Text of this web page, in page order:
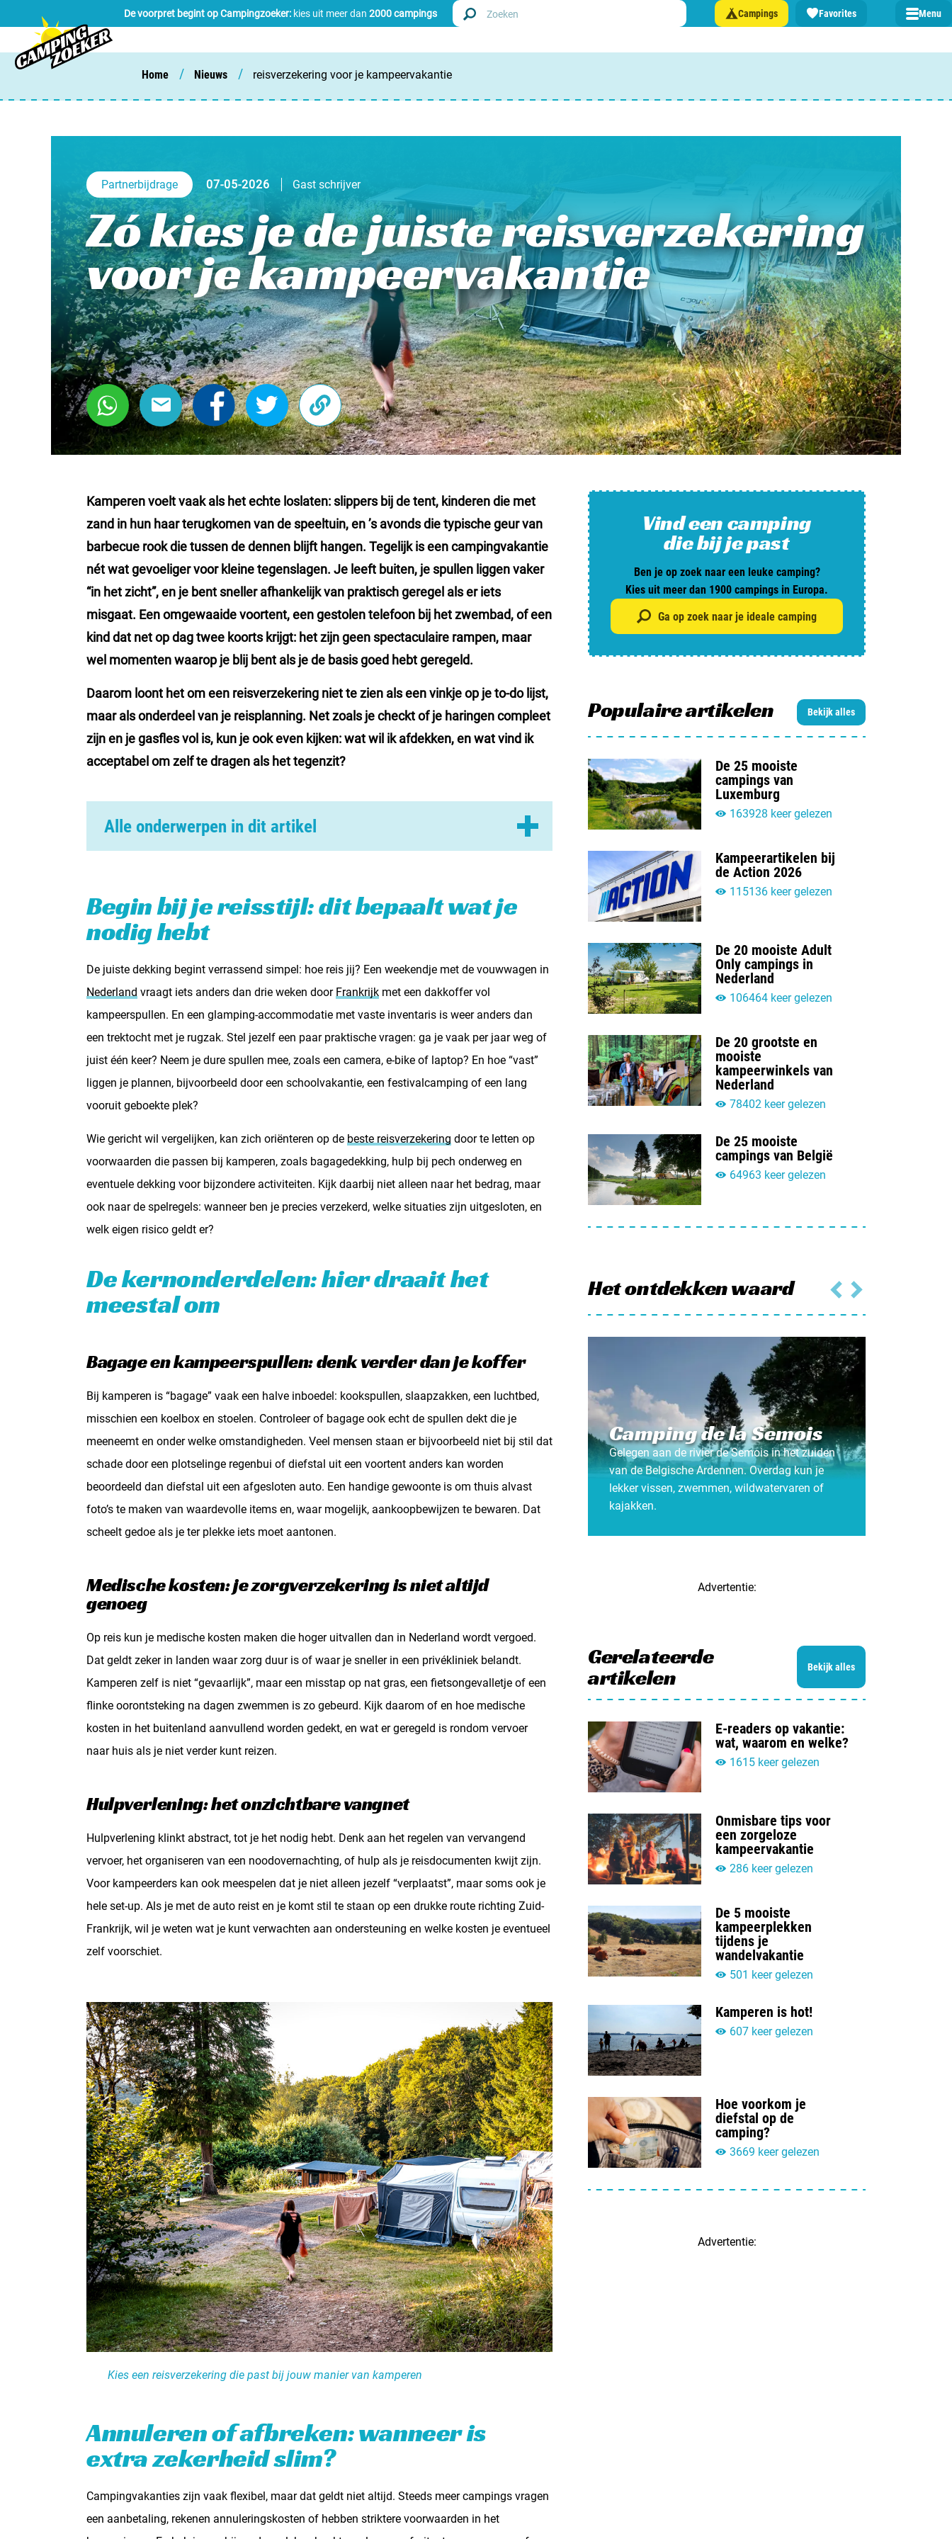
De voorpret begint op Campingzoeker: kies uit meer dan 2000 campings Campings Favorites Menu
Luxemburg
Frankrijk
Zwitserland
informatie over …
Nederland
België
Luxemburg
Frankrijk
Nieuws / blog
Over Campingzoeker
Veel gestelde vragen
Home / Nieuws / reisverzekering voor je kampeervakantie
Partnerbijdrage 07-05-2026 Gast schrijver
Zó kies je de juiste reisverzekering
voor je kampeervakantie
Kamperen voelt vaak als het echte loslaten: slippers bij de tent, kinderen die met
zand in hun haar terugkomen van de speeltuin, en ’s avonds die typische geur van
barbecue rook die tussen de dennen blijft hangen. Tegelijk is een campingvakantie
nét wat gevoeliger voor kleine tegenslagen. Je leeft buiten, je spullen liggen vaker
“in het zicht”, en je bent sneller afhankelijk van praktisch geregel als er iets
misgaat. Een omgewaaide voortent, een gestolen telefoon bij het zwembad, of een
kind dat net op dag twee koorts krijgt: het zijn geen spectaculaire rampen, maar
wel momenten waarop je blij bent als je de basis goed hebt geregeld.
Daarom loont het om een reisverzekering niet te zien als een vinkje op je to-do lijst,
maar als onderdeel van je reisplanning. Net zoals je checkt of je haringen compleet
zijn en je gasfles vol is, kun je ook even kijken: wat wil ik afdekken, en wat vind ik
acceptabel om zelf te dragen als het tegenzit?
Alle onderwerpen in dit artikel
Annuleren of afbreken: wanneer is extra zekerheid slim?
Praktische checklist: zo vergelijk je zonder keuzestress
Begin bij je reisstijl: dit bepaalt wat je
nodig hebt
De juiste dekking begint verrassend simpel: hoe reis jij? Een weekendje met de vouwwagen in
Nederland vraagt iets anders dan drie weken door Frankrijk met een dakkoffer vol
kampeerspullen. En een glamping-accommodatie met vaste inventaris is weer anders dan
een trektocht met je rugzak. Stel jezelf een paar praktische vragen: ga je vaak per jaar weg of
juist één keer? Neem je dure spullen mee, zoals een camera, e-bike of laptop? En hoe “vast”
liggen je plannen, bijvoorbeeld door een schoolvakantie, een festivalcamping of een lang
vooruit geboekte plek?
Wie gericht wil vergelijken, kan zich oriënteren op de beste reisverzekering door te letten op
voorwaarden die passen bij kamperen, zoals bagagedekking, hulp bij pech onderweg en
eventuele dekking voor bijzondere activiteiten. Kijk daarbij niet alleen naar het bedrag, maar
ook naar de spelregels: wanneer ben je precies verzekerd, welke situaties zijn uitgesloten, en
welk eigen risico geldt er?
De kernonderdelen: hier draait het
meestal om
Bagage en kampeerspullen: denk verder dan je koffer
Bij kamperen is “bagage” vaak een halve inboedel: kookspullen, slaapzakken, een luchtbed,
misschien een koelbox en stoelen. Controleer of bagage ook echt de spullen dekt die je
meeneemt en onder welke omstandigheden. Veel mensen staan er bijvoorbeeld niet bij stil dat
schade door een plotselinge regenbui of diefstal uit een voortent anders kan worden
beoordeeld dan diefstal uit een afgesloten auto. Een handige gewoonte is om thuis alvast
foto’s te maken van waardevolle items en, waar mogelijk, aankoopbewijzen te bewaren. Dat
scheelt gedoe als je ter plekke iets moet aantonen.
Medische kosten: je zorgverzekering is niet altijd
genoeg
Op reis kun je medische kosten maken die hoger uitvallen dan in Nederland wordt vergoed.
Dat geldt zeker in landen waar zorg duur is of waar je sneller in een privékliniek belandt.
Kamperen zelf is niet “gevaarlijk”, maar een misstap op nat gras, een fietsongevalletje of een
flinke oorontsteking na dagen zwemmen is zo gebeurd. Kijk daarom of en hoe medische
kosten in het buitenland aanvullend worden gedekt, en wat er geregeld is rondom vervoer
naar huis als je niet verder kunt reizen.
Hulpverlening: het onzichtbare vangnet
Hulpverlening klinkt abstract, tot je het nodig hebt. Denk aan het regelen van vervangend
vervoer, het organiseren van een noodovernachting, of hulp als je reisdocumenten kwijt zijn.
Voor kampeerders kan ook meespelen dat je niet alleen jezelf “verplaatst”, maar soms ook je
hele set-up. Als je met de auto reist en je komt stil te staan op een drukke route richting Zuid-
Frankrijk, wil je weten wat je kunt verwachten aan ondersteuning en welke kosten je eventueel
zelf voorschiet.
Kies een reisverzekering die past bij jouw manier van kamperen
Annuleren of afbreken: wanneer is
extra zekerheid slim?
Campingvakanties zijn vaak flexibel, maar dat geldt niet altijd. Steeds meer campings vragen
een aanbetaling, rekenen annuleringskosten of hebben striktere voorwaarden in het
Vind een camping
die bij je past
Ben je op zoek naar een leuke camping?
Kies uit meer dan 1900 campings in Europa.
Ga op zoek naar je ideale camping
Populaire artikelen Bekijk alles
De 25 mooiste
campings van
Luxemburg
163928 keer gelezen
Kampeerartikelen bij
de Action 2026
115136 keer gelezen
De 20 mooiste Adult
Only campings in
Nederland
106464 keer gelezen
De 20 grootste en
mooiste
kampeerwinkels van
Nederland
78402 keer gelezen
De 25 mooiste
campings van België
64963 keer gelezen
Het ontdekken waard
Camping de la Semois
Gelegen aan de rivier de Semois in het zuiden
van de Belgische Ardennen. Overdag kun je
lekker vissen, zwemmen, wildwatervaren of
kajakken.
Advertentie:
Gerelateerde
artikelen Bekijk alles
E-readers op vakantie:
wat, waarom en welke?
1615 keer gelezen
Onmisbare tips voor
een zorgeloze
kampeervakantie
286 keer gelezen
De 5 mooiste
kampeerplekken
tijdens je
wandelvakantie
501 keer gelezen
Kamperen is hot!
607 keer gelezen
Hoe voorkom je
diefstal op de
camping?
3669 keer gelezen
Advertentie: